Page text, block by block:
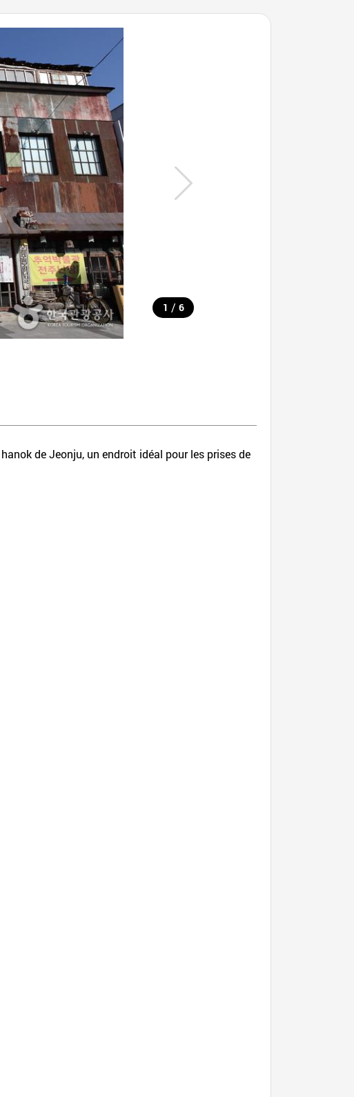
1 / 6
de Jeonju, un endroit idéal pour les prises de